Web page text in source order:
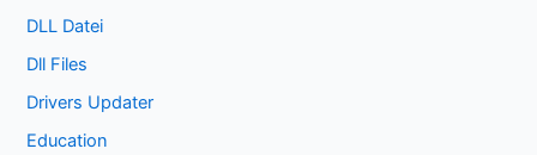
DLL Datei
Dll Files
Drivers Updater
Education